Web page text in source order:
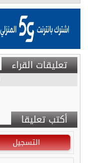
تعليقات القراء
أكتب تعليقا
التسجيل